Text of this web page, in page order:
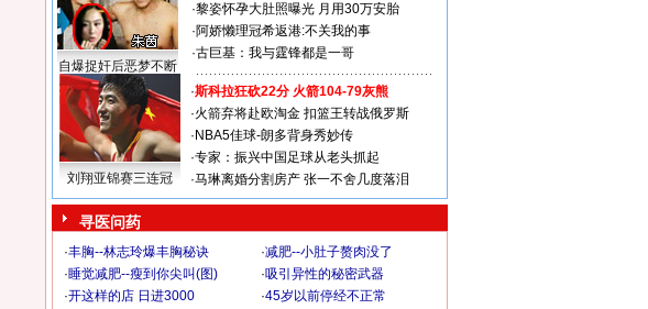
自爆捉奸后恶梦不断
·黎姿怀孕大肚照曝光 月用30万安胎
·阿娇懒理冠希返港:不关我的事
·古巨基：我与霆锋都是一哥
刘翔亚锦赛三连冠
·斯科拉狂砍22分 火箭104-79灰熊
·火箭弃将赴欧淘金 扣篮王转战俄罗斯
· NBA5佳球-朗多背身秀妙传
·专家：振兴中国足球从老头抓起
·马琳离婚分割房产 张一不舍几度落泪
寻医问药
·丰胸--林志玲爆丰胸秘诀 ·减肥--小肚子赘肉没了
·睡觉减肥--瘦到你尖叫(图) ·吸引异性的秘密武器
·开这样的店 日进3000 ·45岁以前停经不正常